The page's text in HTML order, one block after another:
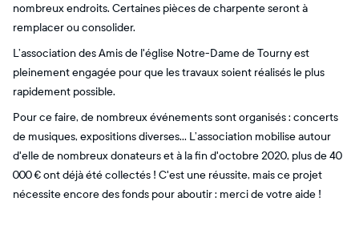
nombreux endroits. Certaines pièces de charpente seront à
remplacer ou consolider.
L’association des Amis de l'église Notre-Dame de Tourny est
pleinement engagée pour que les travaux soient réalisés le plus
rapidement possible.
Pour ce faire, de nombreux événements sont organisés : concerts
de musiques, expositions diverses... L’association mobilise autour
d'elle de nombreux donateurs et à la fin d'octobre 2020, plus de 40
000 € ont déjà été collectés ! C'est une réussite, mais ce projet
nécessite encore des fonds pour aboutir : merci de votre aide !